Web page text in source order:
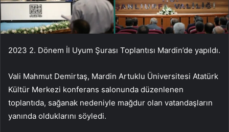
2023 2. Dönem İl Uyum Şurası Toplantısı Mardin’de yapıldı.
Vali Mahmut Demirtaş, Mardin Artuklu Üniversitesi Atatürk
Kültür Merkezi konferans salonunda düzenlenen
toplantıda, sağanak nedeniyle mağdur olan vatandaşların
yanında olduklarını söyledi.